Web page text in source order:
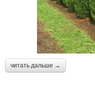
читать дальше →